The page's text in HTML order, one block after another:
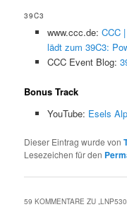
39C3
www.ccc.de: CCC
lädt zum 39C3:
CCC Event Blog:
Bonus Track
YouTube: Esels
Dieser Eintrag wurde von
Lesezeichen für den
59 KOMMENTARE ZU „